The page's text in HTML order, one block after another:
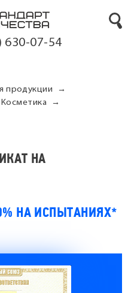
630-07-54
продукции
Косметика
НА
НА ИСПЫТАНИЯХ*